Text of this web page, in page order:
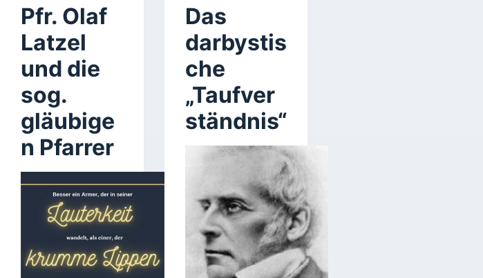
Pfr. Olaf
Latzel
und die
sog.
gläubige
n Pfarrer
Das
darbystis
che
„Taufver
ständnis“